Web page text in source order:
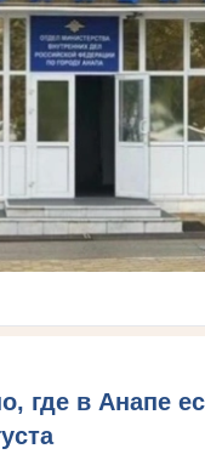
где в Анапе